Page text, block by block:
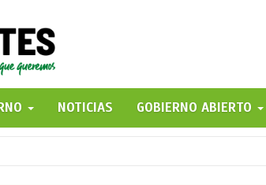
NOTICIAS GOBIERNO ABIERTO